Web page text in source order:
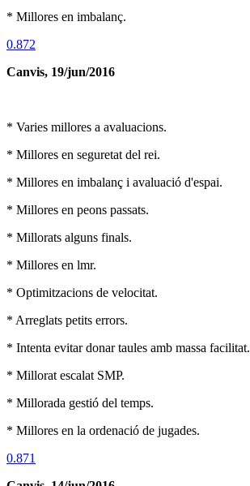
* Millores en imbalanç.
0.872
Canvis, 19/jun/2016
* Varies millores a avaluacions.
* Millores en seguretat del rei.
* Millores en imbalanç i avaluació d'espai.
* Millores en peons passats.
* Millorats alguns finals.
* Millores en lmr.
* Optimitzacions de velocitat.
* Arreglats petits errors.
* Intenta evitar donar taules amb massa facilitat.
* Millorat escalat SMP.
* Millorada gestió del temps.
* Millores en la ordenació de jugades.
0.871